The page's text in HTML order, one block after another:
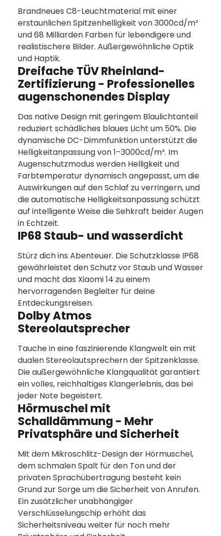
Brandneues C8-Leuchtmaterial mit einer
erstaunlichen Spitzenhelligkeit von 3000cd/m²
und 68 Milliarden Farben für lebendigere und
realistischere Bilder. Außergewöhnliche Optik
und Haptik.
Dreifache TÜV Rheinland-
Zertifizierung - Professionelles
augenschonendes Display
Das native Design mit geringem Blaulichtanteil
reduziert schädliches blaues Licht um 50%. Die
dynamische DC-Dimmfunktion unterstützt die
Helligkeitanpassung von 1–3000cd/m². Im
Augenschutzmodus werden Helligkeit und
Farbtemperatur dynamisch angepasst, um die
Auswirkungen auf den Schlaf zu verringern, und
die automatische Helligkeitsanpassung schützt
auf intelligente Weise die Sehkraft beider Augen
in Echtzeit.
IP68 Staub- und wasserdicht
Stürz dich ins Abenteuer. Die Schutzklasse IP68
gewährleistet den Schutz vor Staub und Wasser
und macht das Xiaomi 14 zu einem
hervorragenden Begleiter für deine
Entdeckungsreisen.
Dolby Atmos
Stereolautsprecher
Tauche in eine faszinierende Klangwelt ein mit
dualen Stereolautsprechern der Spitzenklasse.
Die außergewöhnliche Klangqualität garantiert
ein volles, reichhaltiges Klangerlebnis, das bei
jeder Note begeistert.
Hörmuschel mit
Schalldämmung - Mehr
Privatsphäre und Sicherheit
Mit dem Mikroschlitz-Design der Hörmuschel,
dem schmalen Spalt für den Ton und der
privaten Sprachübertragung besteht kein
Grund zur Sorge um die Sicherheit von Anrufen.
Ein zusätzlicher unabhängiger
Verschlüsselungschip erhöht das
Sicherheitsniveau weiter für noch mehr